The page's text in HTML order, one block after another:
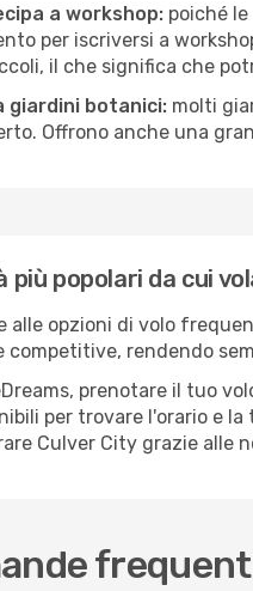
a workshop: poiché
per iscriversi a
il che significa che
giardini botanici: molti
Offrono anche una
più popolari da cui
alle opzioni di volo
competitive, rendendo
prenotare il tuo
per trovare l'orario e
Culver City grazie alle